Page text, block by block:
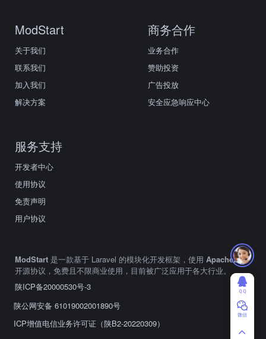
ModStart
关于我们
联系我们
加入我们
解决方案
商务合作
业务合作
赞助投资
广告投放
安全应急响应中心
服务支持
开发者中心
使用协议
免责声明
用户协议
ModStart 是一款基于 Laravel 的模块化开发框架，使用 Apache2.0
开源协议，免费且不限商业使用，目前被广泛应用于各大行业。
陕ICP备20000530号-3
陕公网安备 61019002001890号
ICP增值电信业务许可证（陕B2-20220309）
ＱＱ
微信